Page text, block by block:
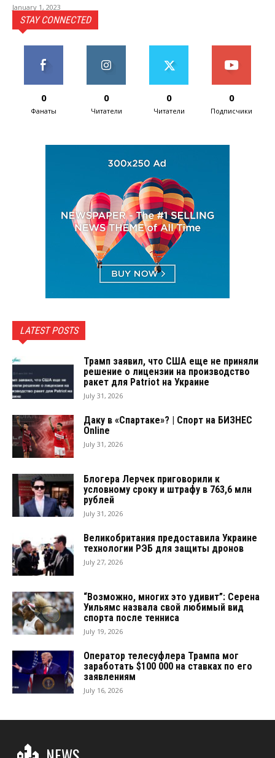
January 1, 2023
STAY CONNECTED
0
Фанаты
0
Читатели
0
Читатели
0
Подписчики
LATEST POSTS
Трамп заявил, что США еще не приняли
решение о лицензии на производство
ракет для Patriot на Украине
July 31, 2026
Даку в «Спартаке»? | Спорт на БИЗНЕС
Online
July 31, 2026
Блогера Лерчек приговорили к
условному сроку и штрафу в 763,6 млн
рублей
July 31, 2026
Великобритания предоставила Украине
технологии РЭБ для защиты дронов
July 27, 2026
“Возможно, многих это удивит”: Серена
Уильямс назвала свой любимый вид
спорта после тенниса
July 19, 2026
Оператор телесуфлера Трампа мог
заработать $100 000 на ставках по его
заявлениям
July 16, 2026